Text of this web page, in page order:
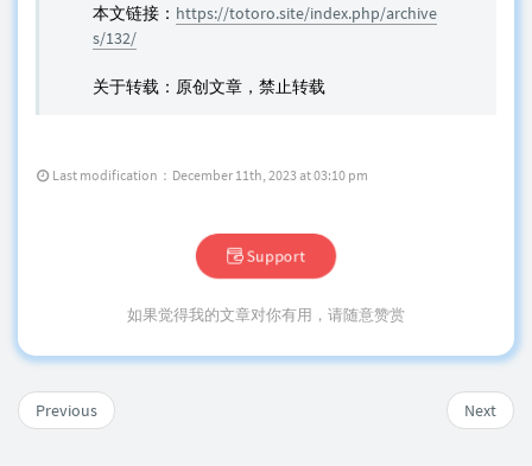
本文链接： https://totoro.site/index.php/archive
s/132/
关于转载：原创文章，禁止转载
Last modification：December 11th, 2023 at 03:10 pm
Support
如果觉得我的文章对你有用，请随意赞赏
Next
Previous